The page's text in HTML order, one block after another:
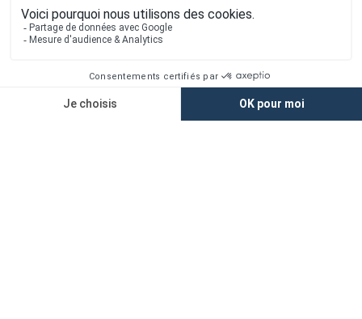
Nous contacter
Alertes offres
Mentions légales